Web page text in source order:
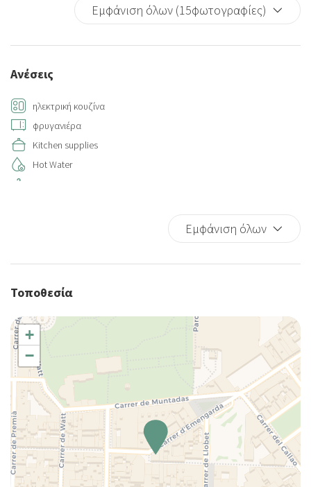
Εμφάνιση όλων (15φωτογραφίες)
Ανέσεις
ηλεκτρική κουζίνα
φρυγανιέρα
Kitchen supplies
Hot Water
Air conditioning individually controlled in room
Bed Linen
Kitchen
Kitchenette
Baby cot
Sofa bed
Shower
Iron
Microwave
Refrigerator
Wi-Fi
Εμφάνιση όλων
Τοποθεσία
+
−